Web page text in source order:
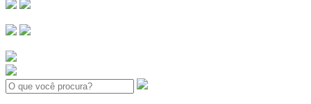
Search: